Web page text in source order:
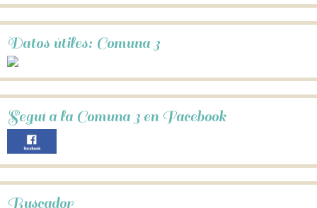
Datos útiles: Comuna 3
Seguí a la Comuna 3 en Facebook
Buscador